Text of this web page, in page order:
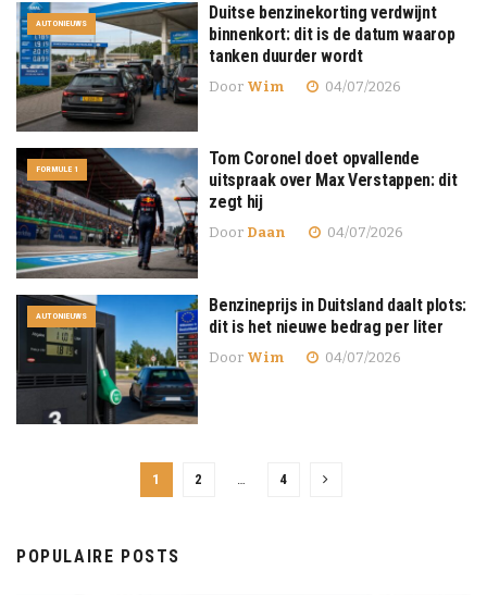
AUTONIEUWS
Duitse benzinekorting verdwijnt
binnenkort: dit is de datum waarop
tanken duurder wordt
Door Wim 04/07/2026
FORMULE 1
Tom Coronel doet opvallende
uitspraak over Max Verstappen: dit
zegt hij
Door Daan 04/07/2026
AUTONIEUWS
Benzineprijs in Duitsland daalt plots:
dit is het nieuwe bedrag per liter
Door Wim 04/07/2026
1 2 … 4
POPULAIRE POSTS